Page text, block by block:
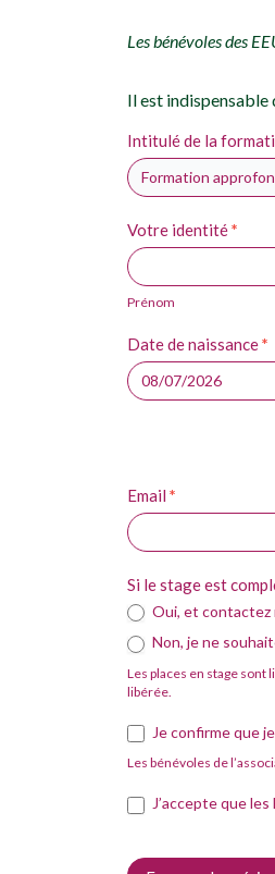
Les bénévoles des
Il est indispensable
Inscription
BAFA-
Intitulé de la
Votre identité*
Prénom
Prénom
Date de naissance*
Email *
Si le stage est
Oui, et contactez
Non, je ne
Les places en stage sont
libérée.
Je confirme que
Les bénévoles de
J’accepte que
Si
vous
êtes
humain,
ne
remplissez
pas
champ.